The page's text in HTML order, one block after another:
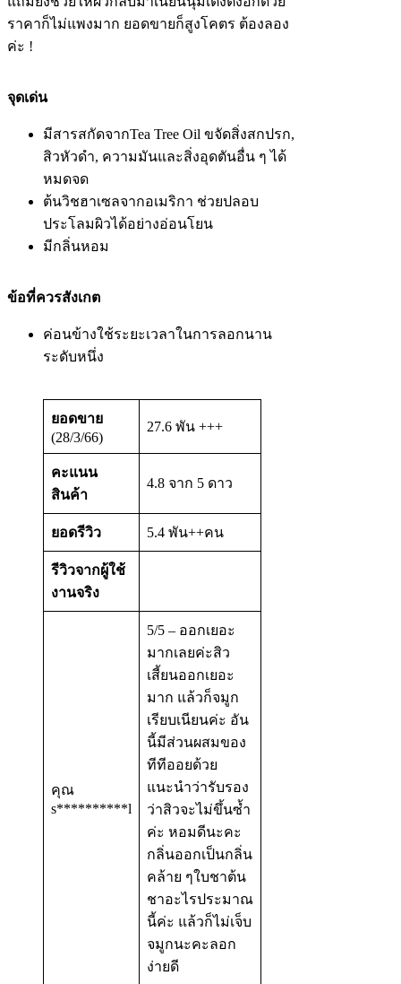
ราคาก็ไม่แพงมาก ยอดขายก็สูงโคตร ต้องลอง
ค่ะ !
จุดเด่น
มีสารสกัดจากTea Tree Oil ขจัดสิ่งสกปรก,
สิวหัวดำ, ความมันและสิ่งอุดตันอื่น ๆ ได้
หมดจด
ต้นวิชฮาเซลจากอเมริกา ช่วยปลอบ
ประโลมผิวได้อย่างอ่อนโยน
มีกลิ่นหอม
ข้อที่ควรสังเกต
ค่อนข้างใช้ระยะเวลาในการลอกนาน
ระดับหนึ่ง
ยอดขาย
(28/3/66)
27.6 พัน +++
คะแนน
สินค้า
4.8 จาก 5 ดาว
ยอดรีวิว 5.4 พัน++คน
รีวิวจากผู้ใช้
งานจริง
คุณ
s**********l
5/5 – ออกเยอะ
มากเลยค่ะสิว
เสี้ยนออกเยอะ
มาก แล้วก็จมูก
เรียบเนียนค่ะ อัน
นี้มีส่วนผสมของ
ทีทีออยด้วย
แนะนำว่ารับรอง
ว่าสิวจะไม่ขึ้นซ้ำ
ค่ะ หอมดีนะคะ
กลิ่นออกเป็นกลิ่น
คล้าย ๆใบชาต้น
ชาอะไรประมาณ
นี้ค่ะ แล้วก็ไม่เจ็บ
จมูกนะคะลอก
ง่ายดี